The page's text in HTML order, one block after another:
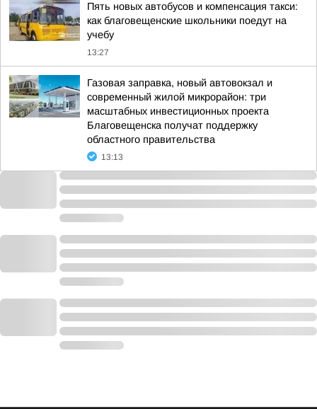
Пять новых автобусов и компенсация такси:
как благовещенские школьники поедут на
учебу
13:27
Газовая заправка, новый автовокзал и
современный жилой микрорайон: три
масштабных инвестиционных проекта
Благовещенска получат поддержку
областного правительства
13:13